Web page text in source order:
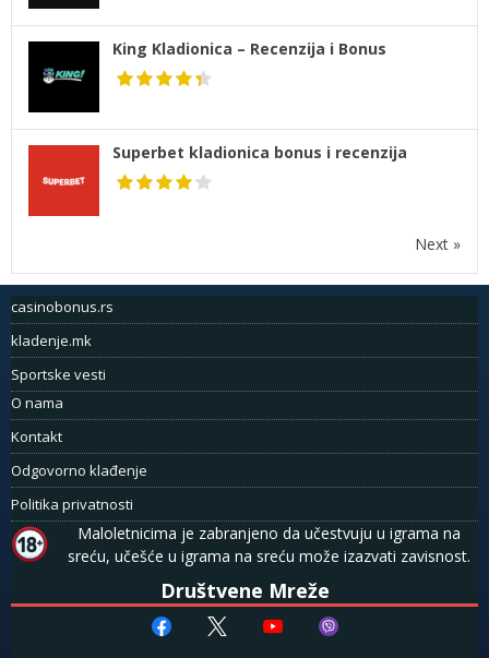
King Kladionica – Recenzija i Bonus
Superbet kladionica bonus i recenzija
Next »
casinobonus.rs
kladenje.mk
Sportske vesti
O nama
Kontakt
Odgovorno klađenje
Politika privatnosti
Maloletnicima je zabranjeno da učestvuju u igrama na
sreću, učešće u igrama na sreću može izazvati zavisnost.
Društvene Mreže